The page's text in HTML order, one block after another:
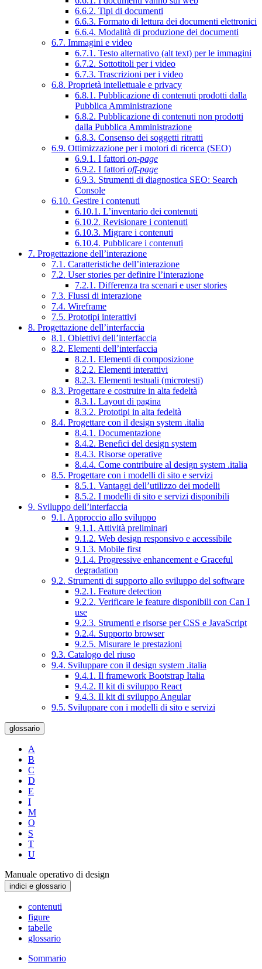
6.6.2. Tipi di documenti
6.6.3. Formato di lettura dei documenti elettronici
6.6.4. Modalità di produzione dei documenti
6.7. Immagini e video
6.7.1. Testo alternativo (alt text) per le immagini
6.7.2. Sottotitoli per i video
6.7.3. Trascrizioni per i video
6.8. Proprietà intellettuale e privacy
6.8.1. Pubblicazione di contenuti prodotti dalla
Pubblica Amministrazione
6.8.2. Pubblicazione di contenuti non prodotti
dalla Pubblica Amministrazione
6.8.3. Consenso dei soggetti ritratti
6.9. Ottimizzazione per i motori di ricerca (SEO)
6.9.1. I fattori on-page
6.9.2. I fattori off-page
6.9.3. Strumenti di diagnostica SEO: Search
Console
6.10. Gestire i contenuti
6.10.1. L’inventario dei contenuti
6.10.2. Revisionare i contenuti
6.10.3. Migrare i contenuti
6.10.4. Pubblicare i contenuti
7. Progettazione dell’interazione
7.1. Caratteristiche dell’interazione
7.2. User stories per definire l’interazione
7.2.1. Differenza tra scenari e user stories
7.3. Flussi di interazione
7.4. Wireframe
7.5. Prototipi interattivi
8. Progettazione dell’interfaccia
8.1. Obiettivi dell’interfaccia
8.2. Elementi dell’interfaccia
8.2.1. Elementi di composizione
8.2.2. Elementi interattivi
8.2.3. Elementi testuali (microtesti)
8.3. Progettare e costruire in alta fedeltà
8.3.1. Layout di pagina
8.3.2. Prototipi in alta fedeltà
8.4. Progettare con il design system .italia
8.4.1. Documentazione
8.4.2. Benefici del design system
8.4.3. Risorse operative
8.4.4. Come contribuire al design system .italia
8.5. Progettare con i modelli di sito e servizi
8.5.1. Vantaggi dell’utilizzo dei modelli
8.5.2. I modelli di sito e servizi disponibili
9. Sviluppo dell’interfaccia
9.1. Approccio allo sviluppo
9.1.1. Attività preliminari
9.1.2. Web design responsivo e accessibile
9.1.3. Mobile first
9.1.4. Progressive enhancement e Graceful
degradation
9.2. Strumenti di supporto allo sviluppo del software
9.2.1. Feature detection
9.2.2. Verificare le feature disponibili con Can I
use
9.2.3. Strumenti e risorse per CSS e JavaScript
9.2.4. Supporto browser
9.2.5. Misurare le prestazioni
9.3. Catalogo del riuso
9.4. Sviluppare con il design system .italia
9.4.1. Il framework Bootstrap Italia
9.4.2. Il kit di sviluppo React
9.4.3. Il kit di sviluppo Angular
9.5. Sviluppare con i modelli di sito e servizi
glossario
A
B
C
D
E
I
M
O
S
T
U
Manuale operativo di design
indici e glossario
contenuti
figure
tabelle
glossario
Sommario